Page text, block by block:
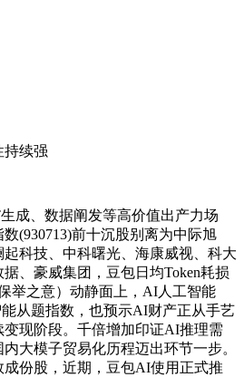
持续强
、数据阐发等高价值出产力场
(930713)前十沉股别离为中际旭
科技、中科曙光、海康威视、科大
、豪威集团，豆包日均Token耗损
举之意）动静面上，AI人工智能
从题指数，也预示AI财产正从手艺
现阶段。千倍增加印证AI推理需
大模子贸易化历程迈出环节一步。
成份股，近期，豆包AI使用正式推